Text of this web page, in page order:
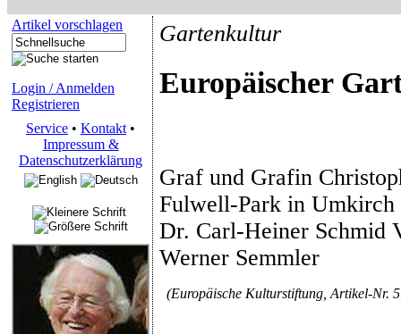
Artikel vorschlagen
Login / Anmelden
Registrieren
Service • Kontakt •
Impressum &
Datenschutzerklärung
Gartenkultur
Europäischer
Graf und Grafin
Fulwell-Park in Umkirch
Dr. Carl-Heiner Schmid
Werner Semmler
(Europäische Kulturstiftung, Artikel-Nr.